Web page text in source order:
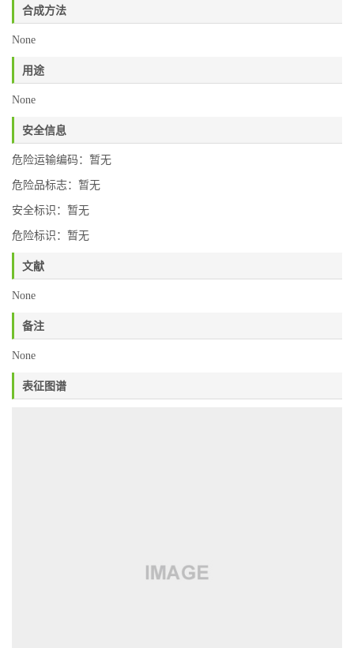
合成方法
None
用途
None
安全信息
危险运输编码：暂无
危险品标志：暂无
安全标识：暂无
危险标识：暂无
文献
None
备注
None
表征图谱